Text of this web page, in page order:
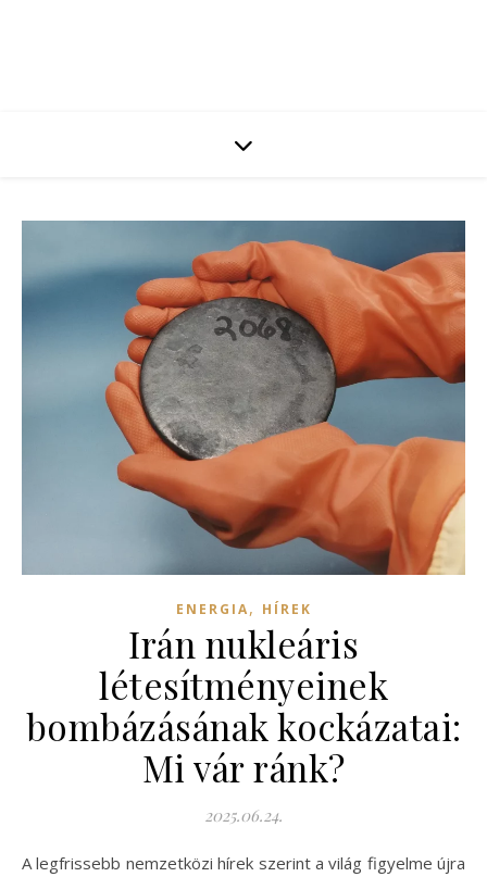
ENERGIA, HÍREK
Irán nukleáris
létesítményeinek
bombázásának kockázatai:
Mi vár ránk?
2025.06.24.
A legfrissebb nemzetközi hírek szerint a világ figyelme újra